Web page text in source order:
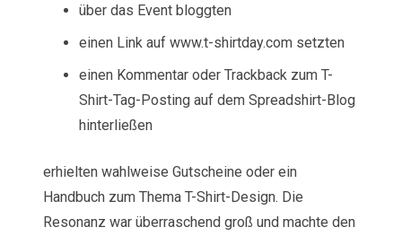
über das Event bloggten
einen Link auf www.t-shirtday.com setzten
einen Kommentar oder Trackback zum T-
Shirt-Tag-Posting auf dem Spreadshirt-Blog
hinterließen
erhielten wahlweise Gutscheine oder ein
Handbuch zum Thema T-Shirt-Design. Die
Resonanz war überraschend groß und machte den